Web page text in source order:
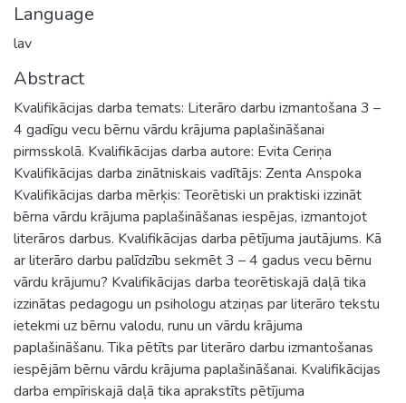
Language
lav
Abstract
Kvalifikācijas darba temats: Literāro darbu izmantošana 3 –
4 gadīgu vecu bērnu vārdu krājuma paplašināšanai
pirmsskolā. Kvalifikācijas darba autore: Evita Ceriņa
Kvalifikācijas darba zinātniskais vadītājs: Zenta Anspoka
Kvalifikācijas darba mērķis: Teorētiski un praktiski izzināt
bērna vārdu krājuma paplašināšanas iespējas, izmantojot
literāros darbus. Kvalifikācijas darba pētījuma jautājums. Kā
ar literāro darbu palīdzību sekmēt 3 – 4 gadus vecu bērnu
vārdu krājumu? Kvalifikācijas darba teorētiskajā daļā tika
izzinātas pedagogu un psihologu atziņas par literāro tekstu
ietekmi uz bērnu valodu, runu un vārdu krājuma
paplašināšanu. Tika pētīts par literāro darbu izmantošanas
iespējām bērnu vārdu krājuma paplašināšanai. Kvalifikācijas
darba empīriskajā daļā tika aprakstīts pētījuma